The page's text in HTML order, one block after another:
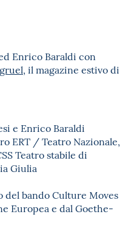
Enrico Baraldi con
, il magazine estivo di
e Enrico Baraldi
ERT / Teatro Nazionale,
Teatro stabile di
Giulia
del bando Culture Moves
Europea e dal Goethe-